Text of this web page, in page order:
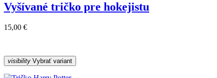
Vyšívané tričko pre hokejistu
15,00 €
visibility Vybrať variant